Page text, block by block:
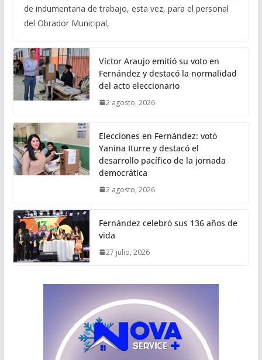
de indumentaria de trabajo, esta vez, para el personal
del Obrador Municipal,
Víctor Araujo emitió su voto en
Fernández y destacó la normalidad
del acto eleccionario
2 agosto, 2026
Elecciones en Fernández: votó
Yanina Iturre y destacó el
desarrollo pacífico de la jornada
democrática
2 agosto, 2026
Fernández celebró sus 136 años de
vida
27 julio, 2026